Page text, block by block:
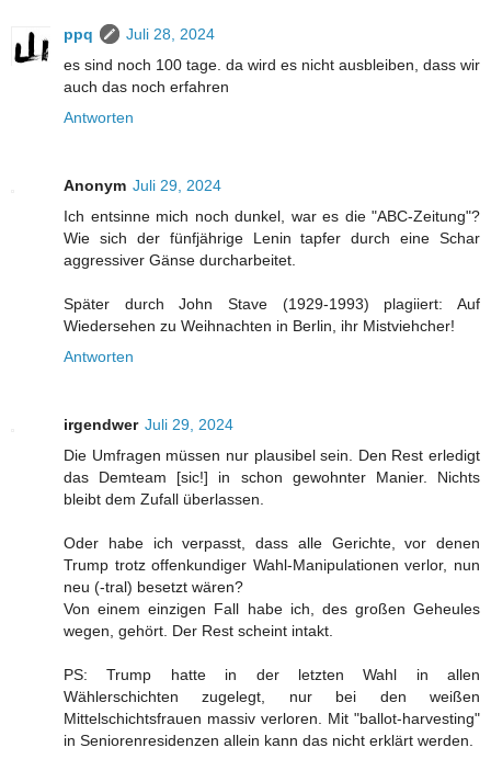
ppq
Juli 28, 2024
es sind noch 100 tage. da wird es nicht ausbleiben, dass wir
auch das noch erfahren
Antworten
Anonym Juli 29, 2024
Ich entsinne mich noch dunkel, war es die "ABC-Zeitung"?
Wie sich der fünfjährige Lenin tapfer durch eine Schar
aggressiver Gänse durcharbeitet.
Später durch John Stave (1929-1993) plagiiert: Auf
Wiedersehen zu Weihnachten in Berlin, ihr Mistviehcher!
Antworten
irgendwer Juli 29, 2024
Die Umfragen müssen nur plausibel sein. Den Rest erledigt
das Demteam [sic!] in schon gewohnter Manier. Nichts
bleibt dem Zufall überlassen.
Oder habe ich verpasst, dass alle Gerichte, vor denen
Trump trotz offenkundiger Wahl-Manipulationen verlor, nun
neu (-tral) besetzt wären?
Von einem einzigen Fall habe ich, des großen Geheules
wegen, gehört. Der Rest scheint intakt.
PS: Trump hatte in der letzten Wahl in allen
Wählerschichten zugelegt, nur bei den weißen
Mittelschichtsfrauen massiv verloren. Mit "ballot-harvesting"
in Seniorenresidenzen allein kann das nicht erklärt werden.